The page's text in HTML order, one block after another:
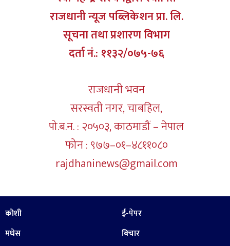
राजधानी न्यूज पब्लिकेशन प्रा. लि.
सूचना तथा प्रशारण विभाग
दर्ता नं.: ११३२/०७५-७६
राजधानी भवन
सरस्वती नगर, चाबहिल,
पो.ब.न. : २०५०३, काठमाडौं – नेपाल
फोन : ९७७–०१–४८११०८०
rajdhaninews@gmail.com
कोशी
मधेस
ई-पेपर
बिचार